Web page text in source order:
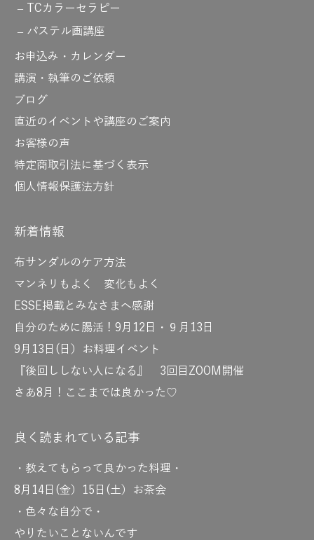
TCカラーセラピー
パステル画講座
お申込み・カレンダー
講演・執筆のご依頼
ブログ
直近のイベントや講座のご案内
お客様の声
特定商取引法に基づく表示
個人情報保護法方針
新着情報
布サンダルのケア方法
マンネリもよく 変化もよく
ESSE掲載とみなさまへ感謝
自分のために腸活！9月12日・９月13日
9月13日(日）お料理イベント
『後回ししない人になる』 3回目ZOOM開催
さあ8月！ここまでは良かった♡
良く読まれている記事
・教えてもらって良かった料理・
8月14日(金）15日(土）お茶会
・色々な自分で・
やりたいことないんです